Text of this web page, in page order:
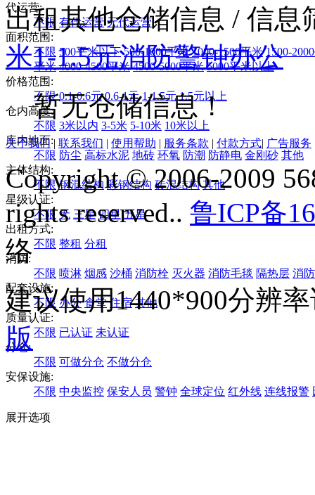
代运营:
不限 有代运营 无代运营
面积范围:
不限 500平米以下 500-1000平米 1000-1500平米 1500-
平米 4000-4500平米 4500-5000平米 5000平米以上
价格范围:
不限 0.1-0.6元 0.6-1元 1-1.5元 1.5元以上
仓内高度:
不限 3米以内 3-5米 5-10米 10米以上
库内地面:
不限 防尘 高标水泥 地砖 环氧 防潮 防静电 金刚砂 其他
主体结构:
不限 钢混结构 彩钢结构 砖混结构 其他
星级认证:
不限 无 三星 四星 五星
出租方式:
不限 整租 分租
消防:
不限 喷淋 烟感 沙桶 消防栓 灭火器 消防毛毯 隔热层 消
配套设施:
不限 办公 食堂 住宿 其他
质量认证:
不限 已认证 未认证
分仓:
不限 可做分仓 不做分仓
安保设施:
不限 中央监控 保安人员 警钟 全球定位 红外线 连线报警
展开选项
出租其他仓储信息 / 信息
米1-1.5元消防警钟办公
暂无仓储信息！
关于我们| 联系我们 | 使用帮助 | 服务条款 | 付款方式| 广告服务
Copyright © 2006-2009
rights reserved.. 鲁ICP备
络
建议使用1440*900分辨
版